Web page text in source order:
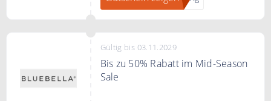
Bedingungen
Geschenkgutscheine, Rammstein,
Böhse Onkelz, bereits rabattierte
Produkte und Produkte mit
Spendenanteil.
Gültig bis 03.11.2029
Bis zu 50% Rabatt im Mid-Season
Sale